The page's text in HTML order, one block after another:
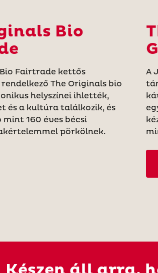
Bio
Fairtrade kettős
The Originals bio
helyszínei ihlették,
és a kultúra találkozik, és
160 éves bécsi
pörkölnek.
A